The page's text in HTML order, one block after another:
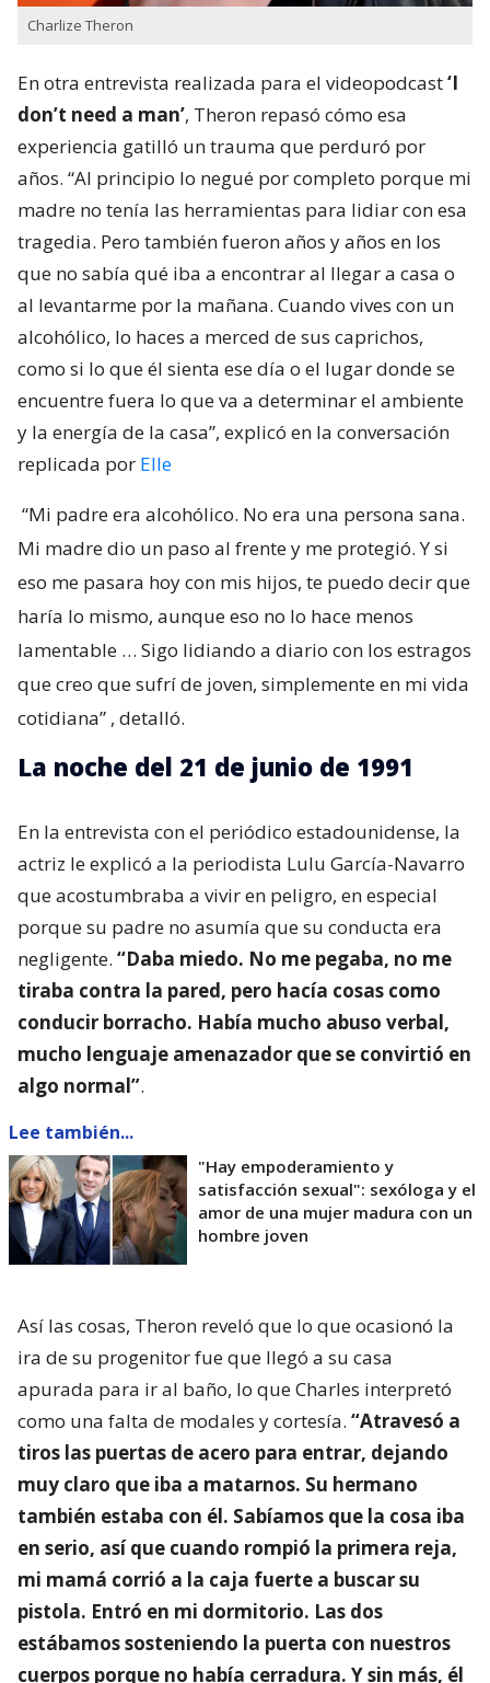
Charlize Theron
En otra entrevista realizada para el videopodcast‘I
don’t need a man’, Theron repasó cómo esa
experiencia gatilló un trauma que perduró por
años. “Al principio lo negué por completo porque mi
madre no tenía las herramientas para lidiar con esa
tragedia. Pero también fueron años y años en los
que no sabía qué iba a encontrar al llegar a casa o
al levantarme por la mañana. Cuando vives con un
alcohólico, lo haces a merced de sus caprichos,
como si lo que él sienta ese día o el lugar donde se
encuentre fuera lo que va a determinar el ambiente
y la energía de la casa”, explicó en la conversación
replicada por Elle
“Mi padre era alcohólico. No era una persona sana.
Mi madre dio un paso al frente y me protegió. Y si
eso me pasara hoy con mis hijos, te puedo decir que
haría lo mismo, aunque eso no lo hace menos
lamentable … Sigo lidiando a diario con los estragos
que creo que sufrí de joven, simplemente en mi vida
cotidiana” , detalló.
La noche del 21 de junio de 1991
En la entrevista con el periódico estadounidense, la
actriz le explicó a la periodista Lulu García-Navarro
que acostumbraba a vivir en peligro, en especial
porque su padre no asumía que su conducta era
negligente. “Daba miedo. No me pegaba, no me
tiraba contra la pared, pero hacía cosas como
conducir borracho. Había mucho abuso verbal,
mucho lenguaje amenazador que se convirtió en
algo normal”.
Lee también...
"Hay empoderamiento y
satisfacción sexual": sexóloga y el
amor de una mujer madura con un
hombre joven
Así las cosas, Theron reveló que lo que ocasionó la
ira de su progenitor fue que llegó a su casa
apurada para ir al baño, lo que Charles interpretó
como una falta de modales y cortesía. “Atravesó a
tiros las puertas de acero para entrar, dejando
muy claro que iba a matarnos. Su hermano
también estaba con él. Sabíamos que la cosa iba
en serio, así que cuando rompió la primera reja,
mi mamá corrió a la caja fuerte a buscar su
pistola. Entró en mi dormitorio. Las dos
estábamos sosteniendo la puerta con nuestros
cuerpos porque no había cerradura. Y sin más, él